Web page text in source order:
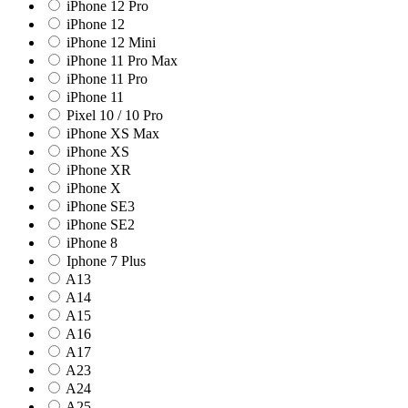
iPhone 12 Pro
iPhone 12
iPhone 12 Mini
iPhone 11 Pro Max
iPhone 11 Pro
iPhone 11
Pixel 10 / 10 Pro
iPhone XS Max
iPhone XS
iPhone XR
iPhone X
iPhone SE3
iPhone SE2
iPhone 8
Iphone 7 Plus
A13
A14
A15
A16
A17
A23
A24